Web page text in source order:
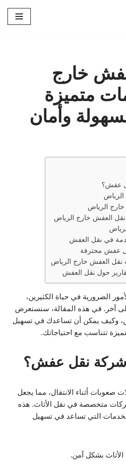
خارج
متميزة
وأمان
عفش؟
الرياض
العفش خارج الرياض
في نقل العفش
عفش محترفة
نقل العفش خارج الرياض
حول نقل العفش
الضرورية في حياة الكثيرين،
آخر. في هذه المقالة، سنستعرض
وكيف يمكن أن تساعدك في تسهيل
تتناسب مع احتياجاتك.
شركة نقل عفش؟
صعوبات أثناء الانتقال، مما يجعل
متخصصة في نقل الأثاث. هذه
التي تساعد في تسهيل
الأثاث بشكل آمن.